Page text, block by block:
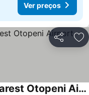
Ver preços
Partilhar
Ramada by Wyndham Bucharest Otopeni Airport